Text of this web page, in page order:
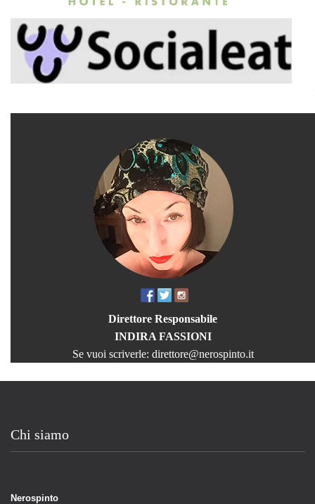
Direttore Responsabile
INDIRA FASSIONI
Se vuoi scriverle: direttore@nerospinto.it
Chi siamo
Nerospinto